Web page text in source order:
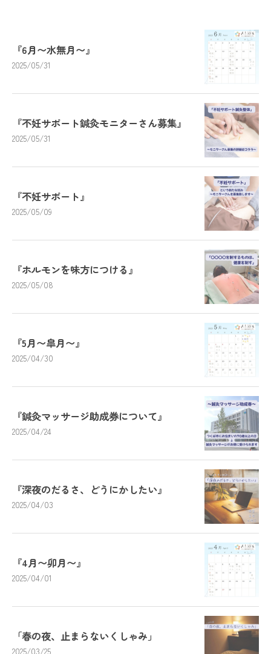
『6月〜水無月〜』
2025/05/31
『不妊サポート鍼灸モニターさん募集』
2025/05/31
『不妊サポート』
2025/05/09
『ホルモンを味方につける』
2025/05/08
『5月〜皐月〜』
2025/04/30
『鍼灸マッサージ助成券について』
2025/04/24
『深夜のだるさ、どうにかしたい』
2025/04/03
『4月〜卯月〜』
2025/04/01
「春の夜、止まらないくしゃみ」
2025/03/25